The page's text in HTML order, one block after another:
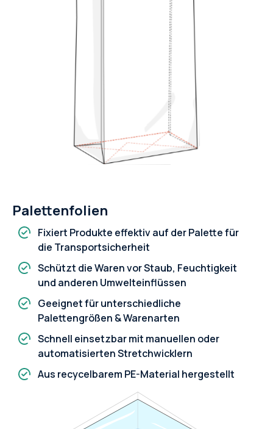
Palettenfolien
Fixiert Produkte effektiv auf der Palette für
die Transportsicherheit
Schützt die Waren vor Staub, Feuchtigkeit
und anderen Umwelteinflüssen
Geeignet für unterschiedliche
Palettengrößen & Warenarten
Schnell einsetzbar mit manuellen oder
automatisierten Stretchwicklern
Aus recycelbarem PE-Material hergestellt